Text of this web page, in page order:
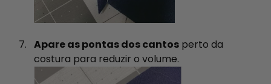
Apare as pontas dos cantos perto da
costura para reduzir o volume.